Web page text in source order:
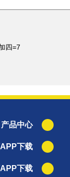
四=7
产品中心
下载
下载